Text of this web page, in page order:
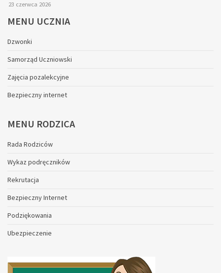
23 czerwca 2026
MENU UCZNIA
Dzwonki
Samorząd Uczniowski
Zajęcia pozalekcyjne
Bezpieczny internet
MENU RODZICA
Rada Rodziców
Wykaz podręczników
Rekrutacja
Bezpieczny Internet
Podziękowania
Ubezpieczenie